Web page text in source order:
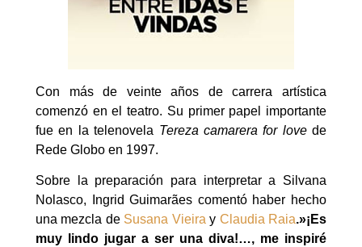
Con más de veinte años de carrera artística
comenzó en el teatro. Su primer papel importante
fue en la telenovela Tereza camarera for lovede
Rede Globo en 1997.
Sobre la preparación para interpretar a Silvana
Nolasco, Ingrid Guimarães comentó haber hecho
una mezcla de Susana Vieira y Claudia Raia.»¡Es
muy lindo jugar a ser una diva!…, me inspiré